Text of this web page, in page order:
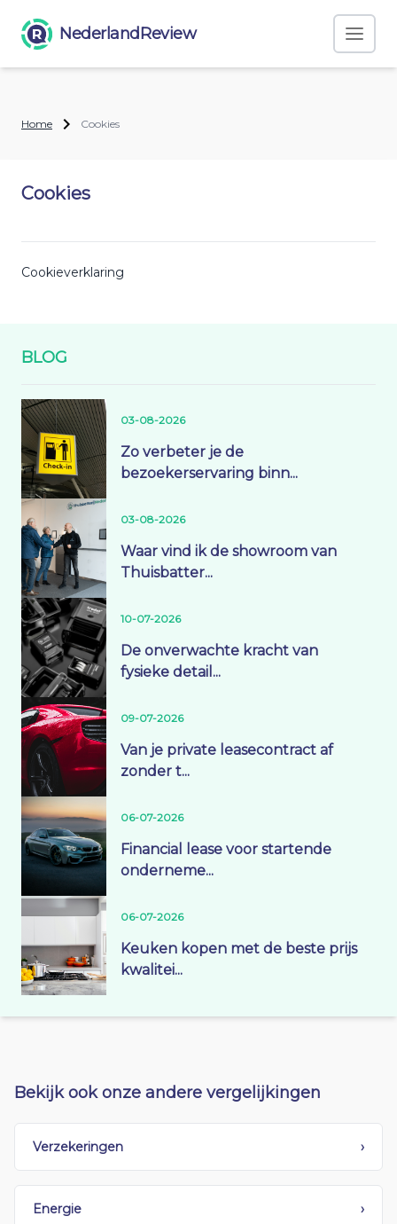
NederlandReview
Home Cookies
Cookies
Cookieverklaring
BLOG
03-08-2026
Zo verbeter je de
bezoekerservaring binn...
03-08-2026
Waar vind ik de showroom van
Thuisbatter...
10-07-2026
De onverwachte kracht van
fysieke detail...
09-07-2026
Van je private leasecontract af
zonder t...
06-07-2026
Financial lease voor startende
onderneme...
06-07-2026
Keuken kopen met de beste prijs
kwalitei...
Bekijk ook onze andere vergelijkingen
Verzekeringen ›
Energie ›